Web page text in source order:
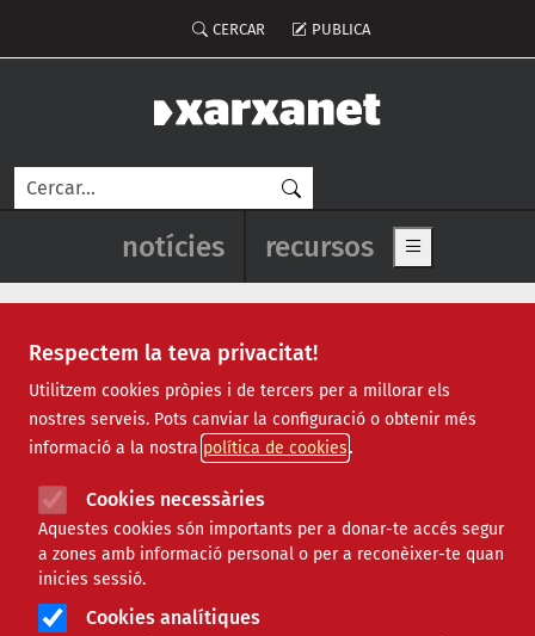
Respectem la teva privacitat!
Utilitzem cookies pròpies i de tercers per a millorar els
nostres serveis. Pots canviar la configuració o obtenir més
informació a la nostra política de cookies
Cookies necessàries
Aquestes cookies són importants per a donar-te accés segur
a zones amb informació personal o per a reconèixer-te quan
inicies sessió.
Cookies analítiques
Menú del compte d'usuari
CERCAR PUBLICA
Cerca
Navegació principal de
notícies recursos Show main
Recursos
Tots | Econòmic | Jurídic | Projectes | Tecnològic |
Formació | Finançament | Biblioteca |
Ofertes de feina
Webinars
Àmbit